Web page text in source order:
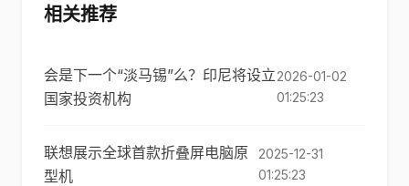
相关推荐
会是下一个“淡马锡”么？印尼将设立
国家投资机构
2026-01-02
01:25:23
联想展示全球首款折叠屏电脑原
型机
2025-12-31
01:25:23